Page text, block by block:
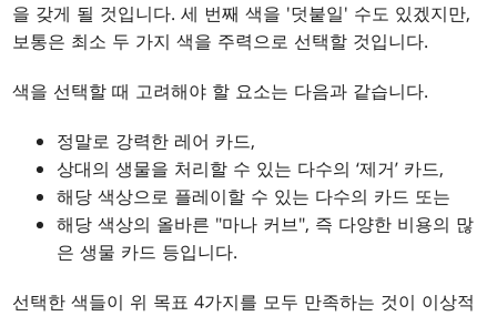
을 갖게 될 것입니다. 세 번째 색을 '덧붙일' 수도 있겠지만,
보통은 최소 두 가지 색을 주력으로 선택할 것입니다.
색을 선택할 때 고려해야 할 요소는 다음과 같습니다.
정말로 강력한 레어 카드,
상대의 생물을 처리할 수 있는 다수의 ‘제거’ 카드,
해당 색상으로 플레이할 수 있는 다수의 카드 또는
해당 색상의 올바른 "마나 커브", 즉 다양한 비용의 많
은 생물 카드 등입니다.
선택한 색들이 위 목표 4가지를 모두 만족하는 것이 이상적